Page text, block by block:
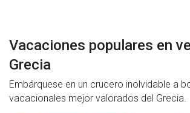
Vacaciones populares en
Grecia
Embárquese en un crucero inolvidable a
vacacionales mejor valorados del Grecia.